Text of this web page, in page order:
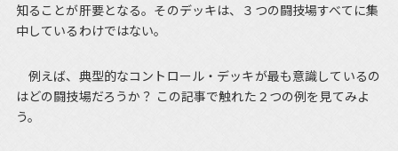
知ることが肝要となる。そのデッキは、３つの闘技場すべてに集
中しているわけではない。
例えば、典型的なコントロール・デッキが最も意識しているの
はどの闘技場だろうか？ この記事で触れた２つの例を見てみよ
う。